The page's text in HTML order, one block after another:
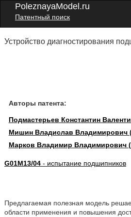
PoleznayaModel.ru
Патентный поиск
Устройство диагностирования
Авторы патента:
Подмастерьев Константин
Мишин Владислав Владимирович
Марков Владимир Владимирович
G01M13/04- испытание подшипников
Предлагаемая полезная модель
области применения и повышения